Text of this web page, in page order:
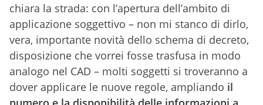
chiara la strada: con l’apertura dell’ambito di
applicazione soggettivo – non mi stanco di dirlo,
vera, importante novità dello schema di decreto,
disposizione che vorrei fosse trasfusa in modo
analogo nel CAD – molti soggetti si troveranno a
dover applicare le nuove regole, ampliando il